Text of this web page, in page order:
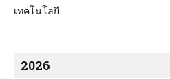
เทคโนโลยี
2026